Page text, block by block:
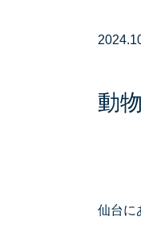
動
仙台に